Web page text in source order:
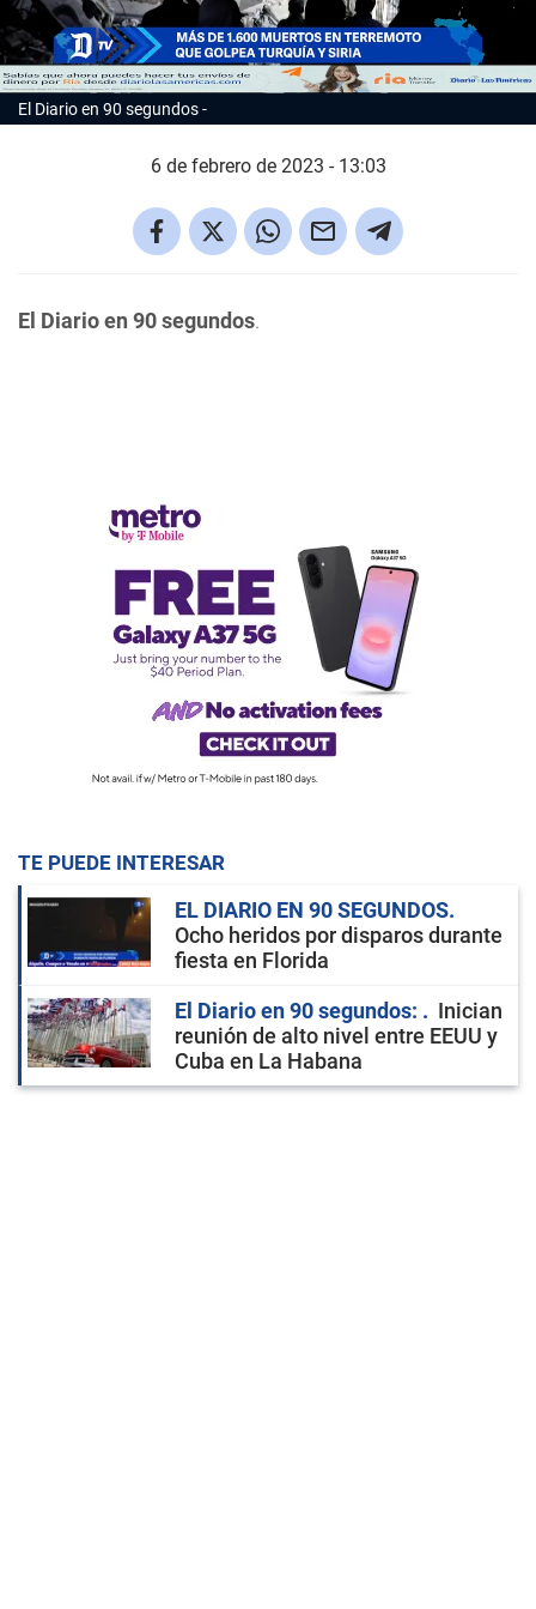
El Diario en 90 segundos
6 de febrero de 2023 - 13:03
El Diario en 90 segundos.
TE PUEDE INTERESAR
EL DIARIO EN 90 SEGUNDOS
Ocho heridos por disparos durante
fiesta en Florida
El Diario en 90 segundos:
Inician
reunión de alto nivel entre EEUU y
Cuba en La Habana